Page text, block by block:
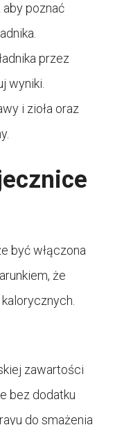
aby poznać
przez
wyniki.
i zioła oraz
być włączona
że
zawartości
bez dodatku
do smażenia